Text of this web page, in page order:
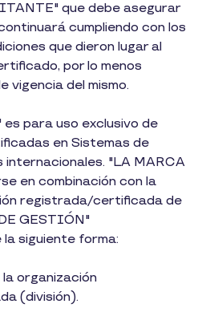
que debe asegurar
cumpliendo con los
que dieron lugar al
por lo menos
vigencia del mismo.
para uso exclusivo de
en Sistemas de
internacionales. "LA MARCA
en combinación con la
registrada/certificada de
GESTIÓN"
siguiente forma:
organización
(división).